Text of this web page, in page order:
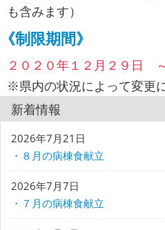
も含みます）
《制限期間》
２０２０年１２月２９日
※県内の状況によって変更
新着情報
2026年7月21日
・８月の病棟食献立
2026年7月7日
・７月の病棟食献立